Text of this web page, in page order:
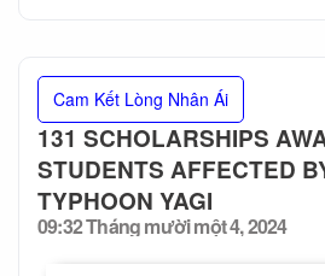
Cam Kết Lòng Nhân Ái
131 SCHOLARSHIPS
STUDENTS AFFECTED
TYPHOON YAGI
Posted
09:32 Tháng mười một 4, 2024